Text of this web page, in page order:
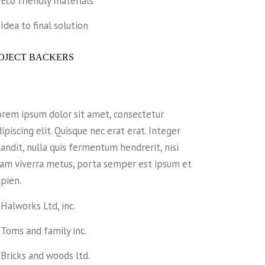
Idea to final solution
BACKERS
ipsum dolor sit amet, consectetur
elit. Quisque nec erat erat. Integer
nulla quis fermentum hendrerit, nisi
viverra metus, porta semper est ipsum et
Halworks Ltd, inc.
Toms and family inc.
Bricks and woods ltd.